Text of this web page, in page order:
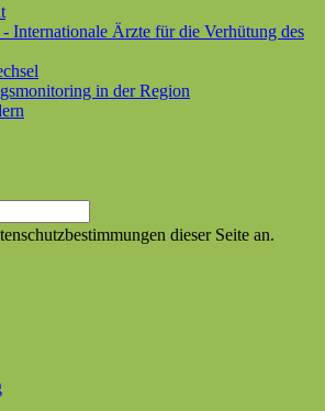
Internationale Ärzte für die Verhütung des
in der Region
dieser Seite an.